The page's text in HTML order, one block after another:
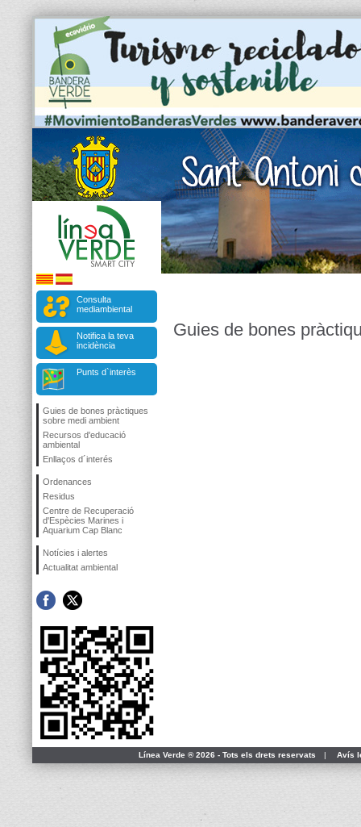
Consulta
mediambiental
Notifica la teva
incidència
Punts d`interès
Guies de bones pràctiques
sobre medi ambient
Recursos d'educació
ambiental
Enllaços d´interés
Ordenances
Residus
Centre de Recuperació
d'Espècies Marines i
Aquarium Cap Blanc
Notícies i alertes
Actualitat ambiental
Guies de bones
Línea Verde ® 2026 - Tots els drets reservats | Avís